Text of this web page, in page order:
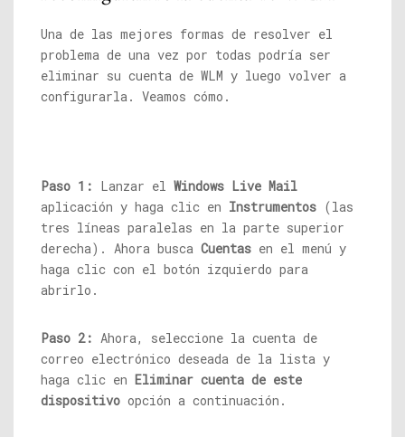
Una de las mejores formas de resolver el
problema de una vez por todas podría ser
eliminar su cuenta de WLM y luego volver a
configurarla. Veamos cómo.
Paso 1: Lanzar el Windows Live Mail
aplicación y haga clic en Instrumentos (las
tres líneas paralelas en la parte superior
derecha). Ahora busca Cuentas en el menú y
haga clic con el botón izquierdo para
abrirlo.
Paso 2: Ahora, seleccione la cuenta de
correo electrónico deseada de la lista y
haga clic en Eliminar cuenta de este
dispositivo opción a continuación.